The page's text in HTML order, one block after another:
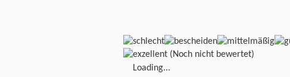
(Noch nicht bewertet)
Loading...